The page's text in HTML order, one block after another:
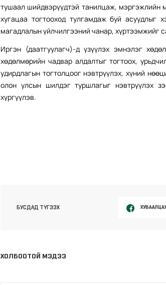
тушаал шийдвэрүүдтэй танилцаж, мэргэжлийн
хугацаа тогтооход тулгамдаж буй асуудлыг
магадлалын үйлчилгээний чанар, хүртээмжийг
Иргэн (даатгуулагч)-д үзүүлэх эмнэлэг
хөдөлмөрийн чадвар алдалтыг тогтоох,
удирдлагын тогтолцоог нэвтрүүлэх, хүний
олон улсын шилдэг туршлагыг нэвтрүүлэх
хүргүүлэв.
БУСДАД ТҮГЭЭХ
ХОЛБООТОЙ МЭДЭЭ